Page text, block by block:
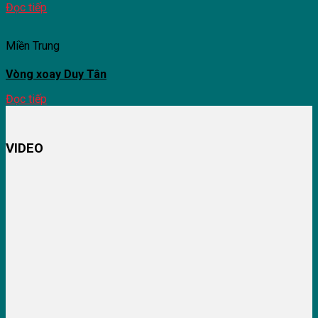
Đọc tiếp
Miền Trung
Vòng xoay Duy Tân
Đọc tiếp
VIDEO